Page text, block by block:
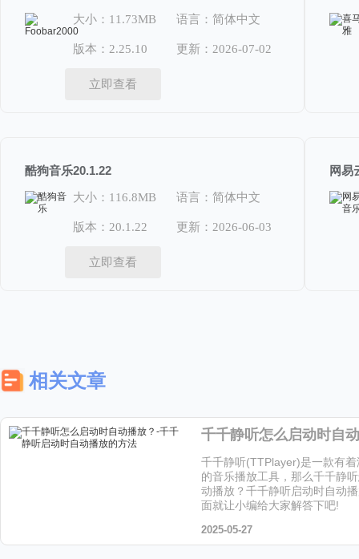
大小：11.73MB 语言：简体中文
版本：2.25.10 更新：2026-07-02
立即查看
酷狗音乐20.1.22
大小：116.8MB 语言：简体中文
版本：20.1.22 更新：2026-06-03
立即查看
相关文章
千千静听(TTPlayer)是一款有
的音乐播放工具，那么千千静
动播放？千千静听启动时自动
面就让小编给大家解答下吧!
2025-05-27